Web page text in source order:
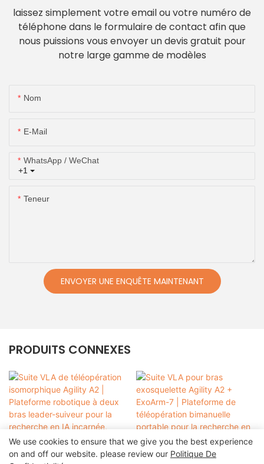
laissez simplement votre email ou votre numéro de
téléphone dans le formulaire de contact afin que
nous puissions vous envoyer un devis gratuit pour
notre large gamme de modèles
Nom
E-Mail
+1
WhatsApp / WeChat
Teneur
ENVOYER UNE ENQUÊTE MAINTENANT
PRODUITS CONNEXES
We use cookies to ensure that we give you the best experience
on and off our website. please review our Politique De